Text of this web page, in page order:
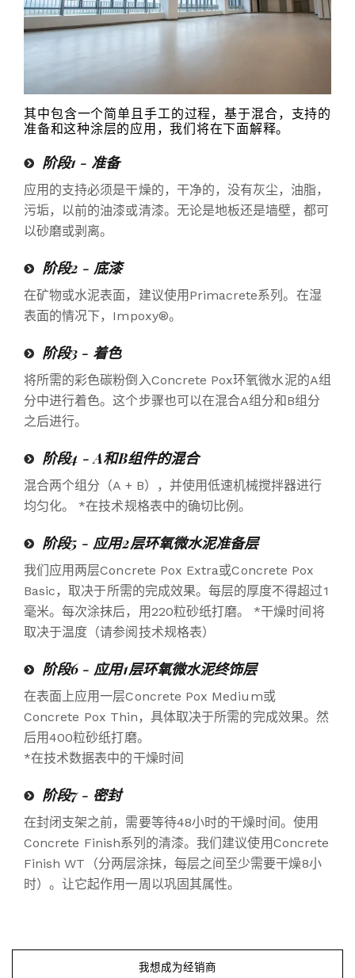
其中包含一个简单且手工的过程，基于混合，支持的
准备和这种涂层的应用，我们将在下面解释。
阶段1 - 准备
应用的支持必须是干燥的，干净的，没有灰尘，油脂，
污垢，以前的油漆或清漆。无论是地板还是墙壁，都可
以砂磨或剥离。
阶段2 - 底漆
在矿物或水泥表面，建议使用Primacrete系列。在湿
表面的情况下，Impoxy®。
阶段3 - 着色
将所需的彩色碳粉倒入Concrete Pox环氧微水泥的A组
分中进行着色。这个步骤也可以在混合A组分和B组分
之后进行。
阶段4 - A和B组件的混合
混合两个组分（A + B），并使用低速机械搅拌器进行
均匀化。*在技术规格表中的确切比例。
阶段5 - 应用2层环氧微水泥准备层
我们应用两层Concrete Pox Extra或Concrete Pox
Basic，取决于所需的完成效果。每层的厚度不得超过1
毫米。每次涂抹后，用220粒砂纸打磨。*干燥时间将
取决于温度（请参阅技术规格表）
阶段6 - 应用1层环氧微水泥终饰层
在表面上应用一层Concrete Pox Medium或
Concrete Pox Thin，具体取决于所需的完成效果。然
后用400粒砂纸打磨。
*在技术数据表中的干燥时间
阶段7 - 密封
在封闭支架之前，需要等待48小时的干燥时间。使用
Concrete Finish系列的清漆。我们建议使用Concrete
Finish WT（分两层涂抹，每层之间至少需要干燥8小
时）。让它起作用一周以巩固其属性。
我想成为经销商